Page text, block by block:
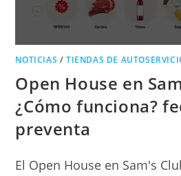
NOTICIAS /TIENDAS DE
Open House en
¿Cómo funciona?
preventa
El Open House en Sam's